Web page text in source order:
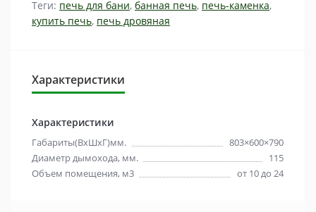
Теги: печь для бани, банная печь, печь-каменка,
купить печь, печь дровяная
Характеристики
Характеристики
Габариты(ВхШхГ)мм.
803×600×790
Диаметр дымохода, мм.
115
Объем помещения, м3
от 10 до 24